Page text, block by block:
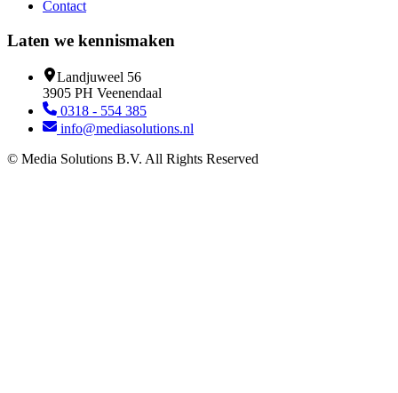
Contact
Laten we kennismaken
Landjuweel 56
3905 PH Veenendaal
0318 - 554 385
info@mediasolutions.nl
© Media Solutions B.V. All Rights Reserved